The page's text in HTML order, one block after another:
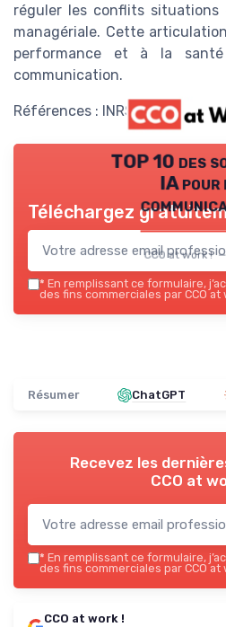
réguler les conflits
managériale. Cette
performance et à la
communication.
Références : INRS, ANACT,
TOP 10 des
IA pour
CCO at work ! —
Téléchargez
* En remplissant ce formulaire,
des fins commerciales par CCO
Résumer ChatGPT
Recevez les
CCO at
* En remplissant ce formulaire,
des fins commerciales par CCO
CCO at work !